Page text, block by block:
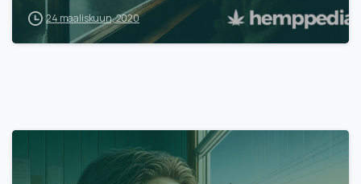
24 maaliskuun, 2020